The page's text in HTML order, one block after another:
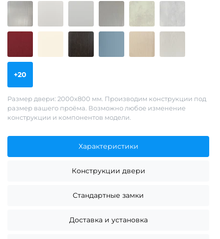
+20
Размер двери: 2000х800 мм. Производим конструкции под
размер вашего проёма. Возможно любое изменение
конструкции и компонентов модели.
Характеристики
Конструкции двери
Стандартные замки
Доставка и установка